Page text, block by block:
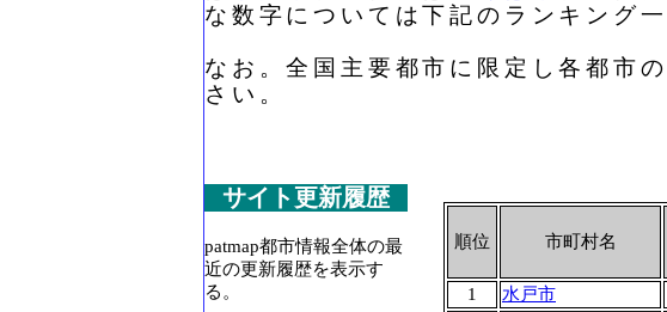
な数字については下記のランキング
なお。全国主要都市に限定し各都市
さい。
順位 市町村名
1
水戸市
サイト更新履歴
patmap都市情報全体の最
近の更新履歴を表示す
る。